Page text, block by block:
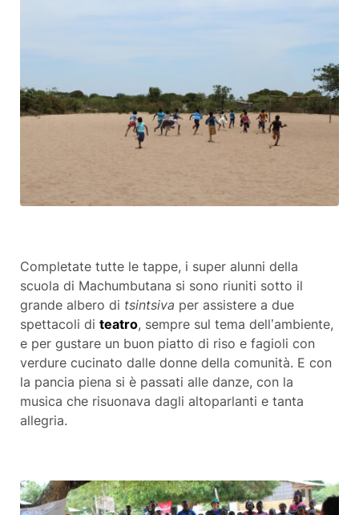
Completate tutte le tappe, i super alunni della
scuola di Machumbutana si sono riuniti sotto il
grande albero di tsintsiva per assistere a due
spettacoli di teatro, sempre sul tema dell’ambiente,
e per gustare un buon piatto di riso e fagioli con
verdure cucinato dalle donne della comunità. E con
la pancia piena si è passati alle danze, con la
musica che risuonava dagli altoparlanti e tanta
allegria.